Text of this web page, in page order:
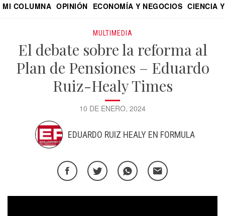
MI COLUMNA OPINIÓN ECONOMÍA Y NEGOCIOS CIENCIA
MULTIMEDIA
El debate sobre la reforma al
Plan de Pensiones – Eduardo
Ruiz-Healy Times
10 DE ENERO, 2024
EDUARDO RUIZ HEALY EN FORMULA